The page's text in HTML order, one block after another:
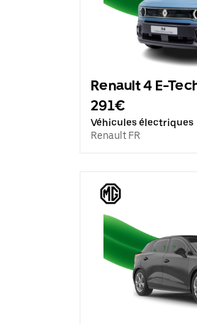
Renault 4 E-
291€
Véhicules électriques
Renault FR